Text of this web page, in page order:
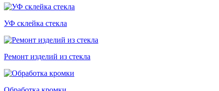
УФ склейка стекла
Ремонт изделий из стекла